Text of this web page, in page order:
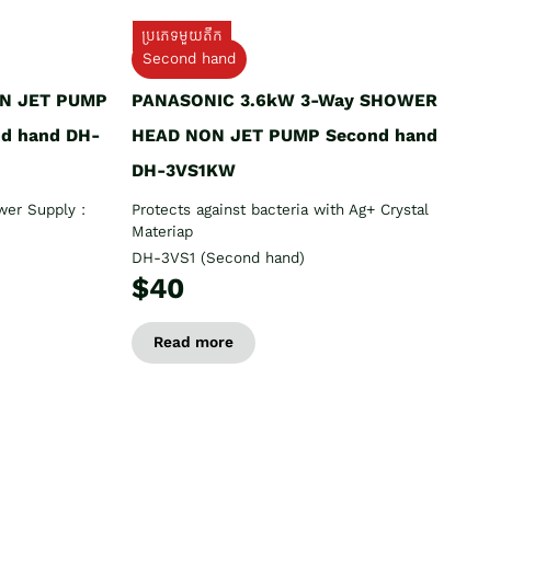
JET PUMP
hand DH-
Supply :
ប្រភេទមួយតឹក
Second hand
PANASONIC 3.6kW 3-Way SHOWER
HEAD NON JET PUMP Second hand
DH-3VS1KW
Protects against bacteria with Ag+ Crystal
Materiap
DH-3VS1 (Second hand)
$40
Read more